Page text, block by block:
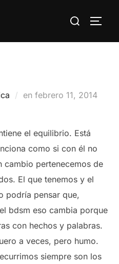
Buscar:
en Publicado
febrero 11, 2014
el equilibrio. Está
como si con él no
cambio pertenecemos de
El que tenemos y el
podría pensar que,
bdsm eso cambia porque
con hechos y palabras.
a veces, pero humo.
siempre son los